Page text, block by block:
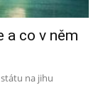
a co v něm
na jihu